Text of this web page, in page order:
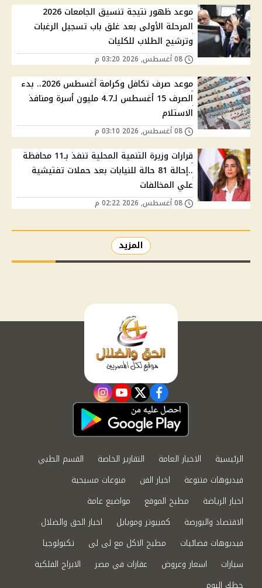
موعد ظهور نتيجة تنسيق الجامعات 2026
المرحلة الأولى بعد غلق باب تسجيل الرغبات
وترشيح الطلاب للكليات
موعد صرف تكافل وكرامة أغسطس 2026.. بدء
الصرف 15 أغسطس لـ4.7 مليون أسرة ومنافذ
الاستلام
قرارات وزيرة التنمية المحلية تنفذ بـ11 محافظة
..إحالة 81 حالة للنيابات بعد حملات تفتيشية
علي المخالفات
المزيد
facebook
twitter
youtube
instagram
الرئيسية الاخبار العامة التقارير الخاصة
القسم الطبي
فيديوهات متنوعة
اخبار الفن
منوعات مسيحية
اخبار الرياضة
مطبخ الموقع
مواضيع عامة
الاقتصاد والبورصة
كمبيوتر وموبايل
اخبار الحق والضلال
فيديوهات فضائيات
مطبخ الاكل مع لى لى
تكنولوجيا
سيارات
اسعار وعروض عقارات في مصر
الابراج الفلكية